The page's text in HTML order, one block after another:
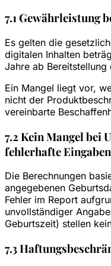
7.1 Gewährleistung
Es gelten die
digitalen Inhalten
Jahre ab Bereitstellung
Ein Mangel liegt vor,
nicht der
vereinbarte
7.2 Kein Mangel bei
fehlerhafte Eingaben
Die Berechnungen
angegebenen
Fehler im Report
unvollständiger
Geburtszeit) stellen
7.3